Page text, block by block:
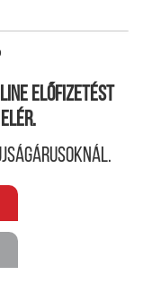
előfizetést